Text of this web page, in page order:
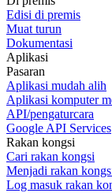
Edisi di premis
Muat turun
Dokumentasi
Aplikasi
Pasaran
Aplikasi mudah alih
Aplikasi komputer
API/pengaturcara
Google API Services
Rakan kongsi
Cari rakan kongsi
Menjadi rakan
Log masuk rakan